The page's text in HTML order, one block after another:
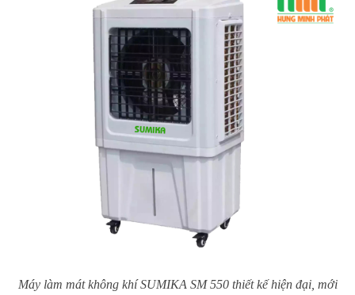
Máy làm mát không khí SUMIKA SM 550 thiết kế hiện đại, mới